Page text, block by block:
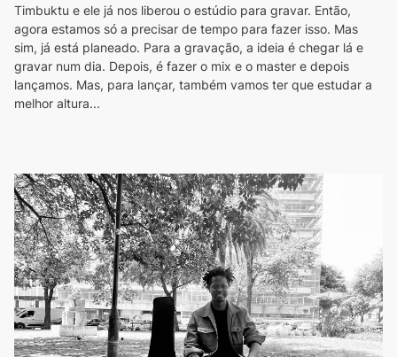
Timbuktu e ele já nos liberou o estúdio para gravar. Então,
agora estamos só a precisar de tempo para fazer isso. Mas
sim, já está planeado. Para a gravação, a ideia é chegar lá e
gravar num dia. Depois, é fazer o mix e o master e depois
lançamos. Mas, para lançar, também vamos ter que estudar a
melhor altura...